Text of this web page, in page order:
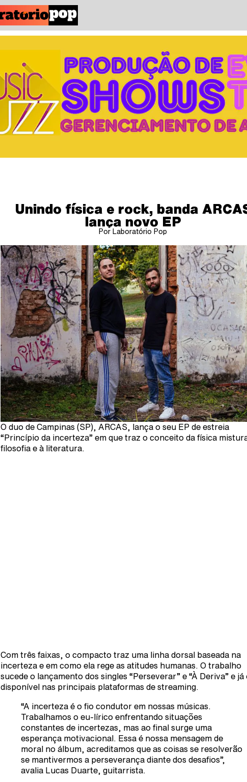
Unindo física e rock, banda
lança novo EP
Por Laboratório Pop
O duo de Campinas (SP), ARCAS, lança o seu EP de estreia
“Princípio da incerteza” em que traz o conceito da física
filosofia e à literatura.
Com três faixas, o compacto traz uma linha dorsal baseada na
incerteza e em como ela rege as atitudes humanas. O trabalho
sucede o lançamento dos singles “Perseverar” e “À Deriva” e já
disponível nas principais plataformas de streaming.
“A incerteza é o fio condutor em nossas músicas.
Trabalhamos o eu-lírico enfrentando situações
constantes de incertezas, mas ao final surge uma
esperança motivacional. Essa é nossa mensagem de
moral no álbum, acreditamos que as coisas se resolverão
se mantivermos a perseverança diante dos desafios”,
avalia Lucas Duarte, guitarrista.